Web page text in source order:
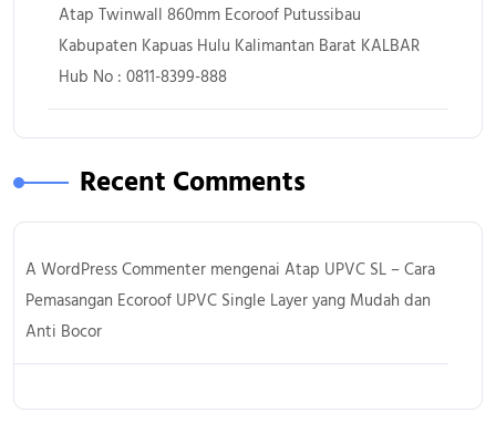
Atap Twinwall 860mm Ecoroof Putussibau
Kabupaten Kapuas Hulu Kalimantan Barat KALBAR
Hub No : 0811-8399-888
Recent Comments
A WordPress Commenter mengenai Atap UPVC SL – Cara
Pemasangan Ecoroof UPVC Single Layer yang Mudah dan
Anti Bocor